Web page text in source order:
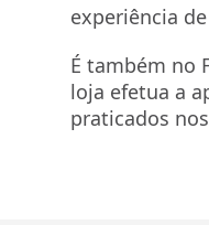
experiência
É também no
loja efetua a
praticados